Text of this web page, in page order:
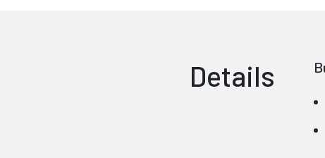
Details